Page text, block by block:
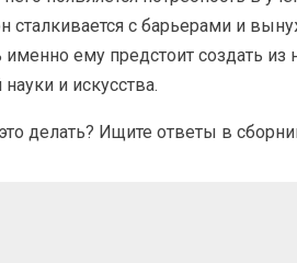
сталкивается с барьерами и
именно ему предстоит создать
и искусства.
делать? Ищите ответы в